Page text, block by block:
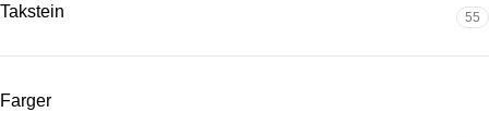
Takstein 55
Farger